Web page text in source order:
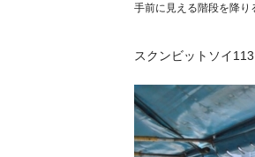
手前に見える階段を降り
スクンビットソイ